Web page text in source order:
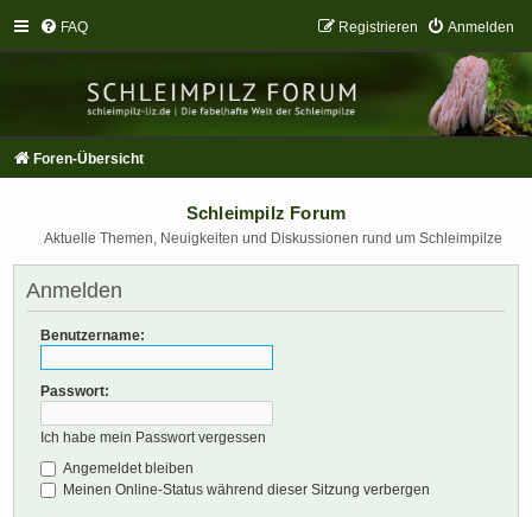
FAQ Anmelden
Registrieren
Foren-Übersicht
Schleimpilz Forum
Aktuelle Themen, Neuigkeiten und Diskussionen rund um Schleimpilze
Anmelden
Benutzername:
Passwort:
Ich habe mein Passwort vergessen
Angemeldet bleiben
Meinen Online-Status während dieser Sitzung verbergen